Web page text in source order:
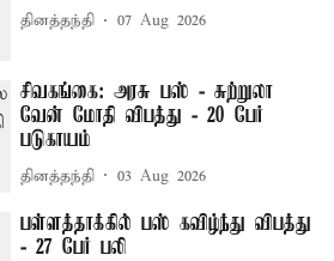
தினத்தந்தி 07 Aug 2026
சிவகங்கை: அரசு பஸ் - சுற்றுலா
வேன் மோதி விபத்து - 20 பேர்
படுகாயம்
தினத்தந்தி 03 Aug 2026
பள்ளத்தாக்கில் பஸ் கவிழ்ந்து விபத்து
- 27 பேர் பலி